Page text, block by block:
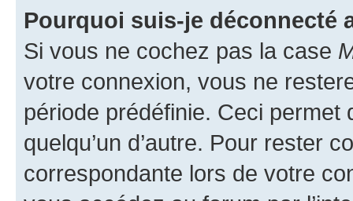
Pourquoi suis-je déconnecté
Si vous ne cochez pas la case
votre connexion, vous ne
période prédéfinie. Ceci permet
quelqu’un d’autre. Pour rester
correspondante lors de votre